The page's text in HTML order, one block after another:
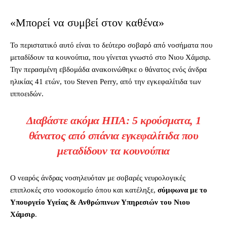
«Μπορεί να συμβεί στον καθένα»
Το περιστατικό αυτό είναι το δεύτερο σοβαρό από νοσήματα που
μεταδίδουν τα κουνούπια, που γίνεται γνωστό στο Νιου Χάμσιρ.
Την περασμένη εβδομάδα ανακοινώθηκε ο θάνατος ενός άνδρα
ηλικίας 41 ετών, του Steven Perry, από την εγκεφαλίτιδα των
ιπποειδών.
Διαβάστε ακόμα ΗΠΑ: 5 κρούσματα, 1
θάνατος από σπάνια εγκεφαλίτιδα που
μεταδίδουν τα κουνούπια
Ο νεαρός άνδρας νοσηλευόταν με σοβαρές νευρολογικές
επιπλοκές στο νοσοκομείο όπου και κατέληξε, σύμφωνα με το
Υπουργείο Υγείας & Ανθρώπινων Υπηρεσιών του Νιου
Χάμσιρ.